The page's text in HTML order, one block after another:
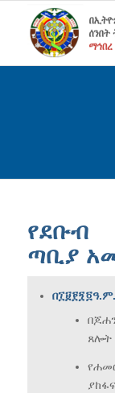
የደቡብ
ጣቢያ
በ፲፱፻፺፬ዓ.ም.
ጸሎት